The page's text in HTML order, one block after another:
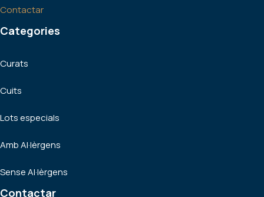
Contactar
Categories
Curats
Cuits
Lots especials
Amb Al·lèrgens
Sense Al·lèrgens
Contactar